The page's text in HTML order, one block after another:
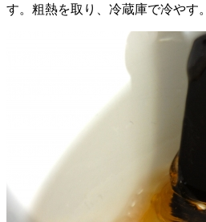
す。粗熱を取り、冷蔵庫で冷やす。